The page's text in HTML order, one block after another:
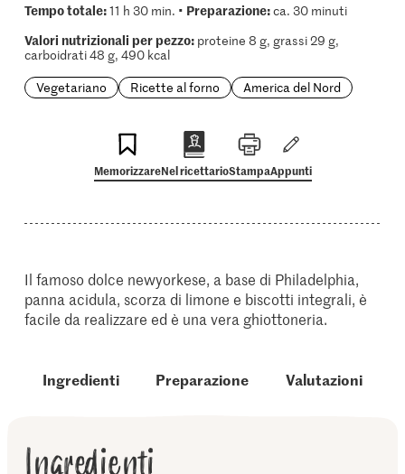
Tempo totale:11 h 30 min. • Preparazione:ca. 30 minuti
Valori nutrizionali per pezzo:proteine 8 g, grassi 29 g,
carboidrati 48 g, 490 kcal
Vegetariano
Ricette al forno America del Nord
MemorizzareNel ricettarioStampaAppunti
Il famoso dolce newyorkese, a base di Philadelphia,
panna acidula, scorza di limone e biscotti integrali, è
facile da realizzare ed è una vera ghiottoneria.
Ingredienti Preparazione Valutazioni